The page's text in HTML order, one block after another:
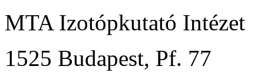
MTA Izotópkutató Intézet
1525 Budapest, Pf. 77